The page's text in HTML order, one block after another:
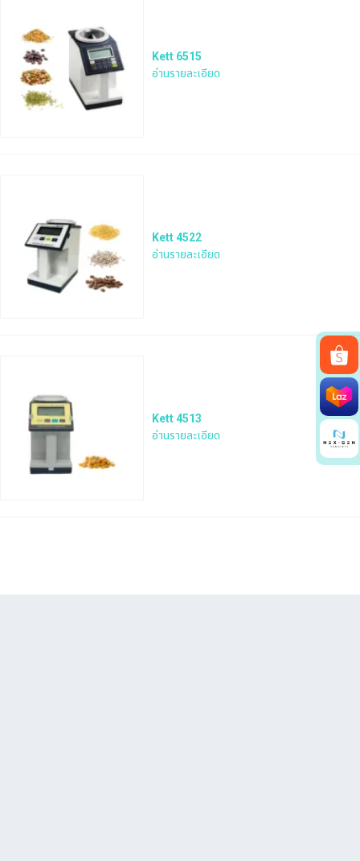
Search
for:
Kett 6515
อ่านรายละเอียด
Kett 4522
อ่านรายละเอียด
Kett 4513
อ่านรายละเอียด